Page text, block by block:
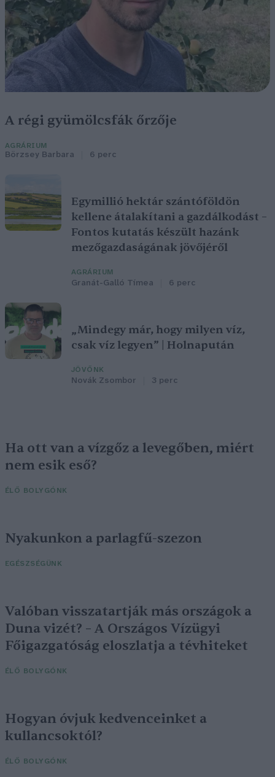
A régi gyümölcsfák őrzője
AGRÁRIUM
Börzsey Barbara 6 perc
Egymillió hektár szántóföldön
kellene átalakítani a gazdálkodást –
Fontos kutatás készült hazánk
mezőgazdaságának jövőjéről
AGRÁRIUM
Granát-Galló Tímea 6 perc
„Mindegy már, hogy milyen víz,
csak víz legyen” | Holnapután
JÖVŐNK
Novák Zsombor 3 perc
Ha ott van a vízgőz a levegőben, miért
nem esik eső?
ÉLŐ BOLYGÓNK
Nyakunkon a parlagfű-szezon
EGÉSZSÉGÜNK
Valóban visszatartják más országok a
Duna vizét? – A Országos Vízügyi
Főigazgatóság eloszlatja a tévhiteket
ÉLŐ BOLYGÓNK
Hogyan óvjuk kedvenceinket a
kullancsoktól?
ÉLŐ BOLYGÓNK